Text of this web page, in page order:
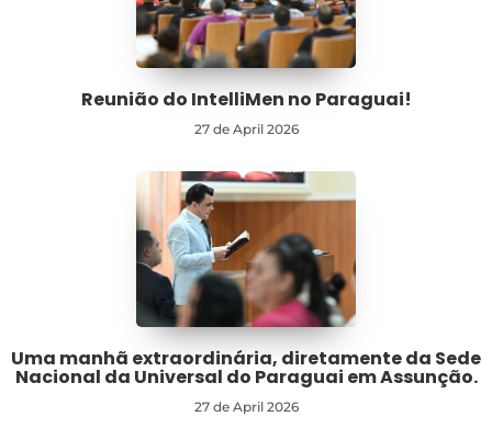
Reunião do IntelliMen no Paraguai!
27 de April 2026
Uma manhã extraordinária, diretamente da Sede
Nacional da Universal do Paraguai em Assunção.
27 de April 2026